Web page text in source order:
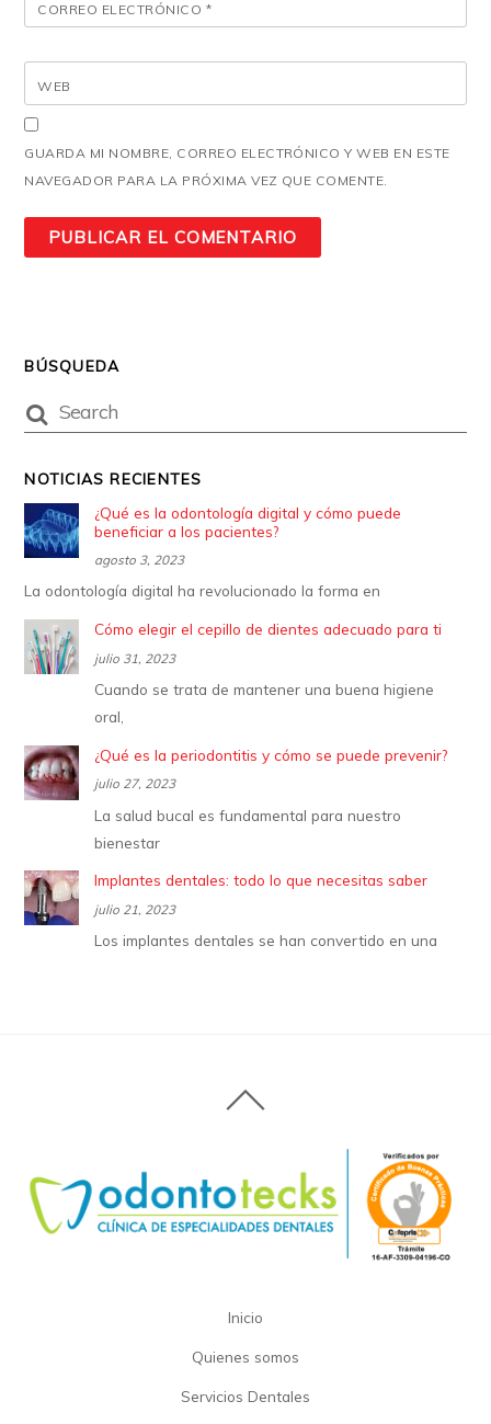
CORREO ELECTRÓNICO *
WEB
GUARDA MI NOMBRE, CORREO ELECTRÓNICO Y WEB EN ESTE
NAVEGADOR PARA LA PRÓXIMA VEZ QUE COMENTE.
BÚSQUEDA
NOTICIAS RECIENTES
¿Qué es la odontología digital y cómo puede
beneficiar a los pacientes?
agosto 3, 2023
La odontología digital ha revolucionado la forma en
Cómo elegir el cepillo de dientes adecuado para ti
julio 31, 2023
Cuando se trata de mantener una buena higiene
oral,
¿Qué es la periodontitis y cómo se puede prevenir?
julio 27, 2023
La salud bucal es fundamental para nuestro
bienestar
Implantes dentales: todo lo que necesitas saber
julio 21, 2023
Los implantes dentales se han convertido en una
Inicio
Quienes somos
Servicios Dentales